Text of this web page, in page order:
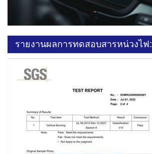
รายงานผลการทดสอบสารหน่วงไฟ: